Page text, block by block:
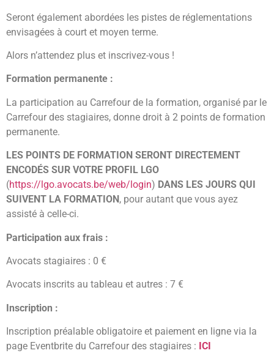
Seront également abordées les pistes de réglementations
envisagées à court et moyen terme.
Alors n’attendez plus et inscrivez-vous !
Formation permanente :
La participation au Carrefour de la formation, organisé par le
Carrefour des stagiaires, donne droit à 2 points de formation
permanente.
LES POINTS DE FORMATION SERONT DIRECTEMENT
ENCODÉS SUR VOTRE PROFIL LGO
(https://lgo.avocats.be/web/login) DANS LES JOURS QUI
SUIVENT LA FORMATION , pour autant que vous ayez
assisté à celle-ci.
Participation aux frais :
Avocats stagiaires : 0 €
Avocats inscrits au tableau et autres : 7 €
Inscription :
Inscription préalable obligatoire et paiement en ligne via la
page Eventbrite du Carrefour des stagiaires : ICI